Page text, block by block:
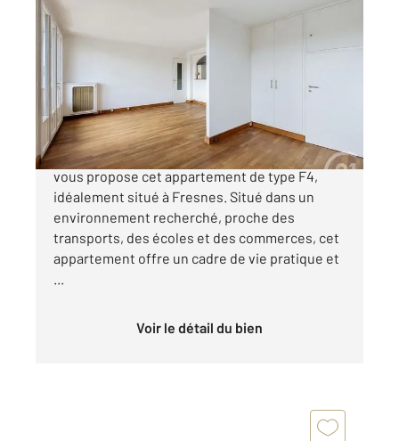
FRESNES 94
68,17 m
Ref : 9976
Appartement F4 à vendre
219 900 €
EN LIMITE D'ANTONY ! CENTURY 21 Eureka
vous propose cet appartement de type F4,
idéalement situé à Fresnes. Situé dans un
environnement recherché, proche des
transports, des écoles et des commerces, cet
appartement offre un cadre de vie pratique et
...
Voir le détail du bien